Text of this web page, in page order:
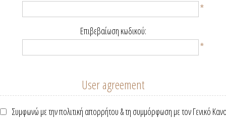
*
Επιβεβαίωση κωδικού:
*
User agreement
Συμφωνώ με την πολιτική απορρήτου & τη συμμόρφωση με τον Γενικό